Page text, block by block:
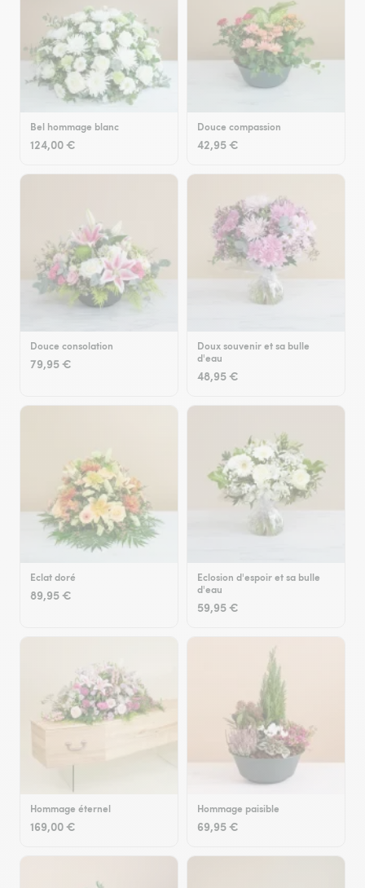
Bel hommage blanc
124,00 €
Douce compassion
42,95 €
Douce consolation
79,95 €
Doux souvenir et sa bulle
d'eau
48,95 €
Eclat doré
89,95 €
Eclosion d'espoir et sa bulle
d'eau
59,95 €
Hommage éternel
169,00 €
Hommage paisible
69,95 €